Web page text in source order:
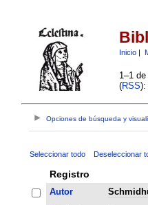
Inicio|
1–1
(RSS):
Opciones de búsqueda y
Seleccionar todo Deseleccionar
Registro
Autor